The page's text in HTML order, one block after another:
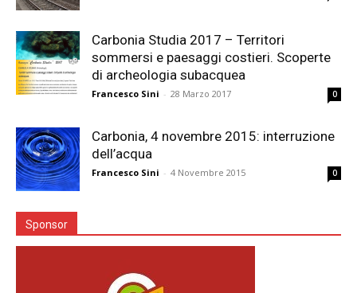
Carbonia Studia 2017 – Territori
sommersi e paesaggi costieri. Scoperte
di archeologia subacquea
Francesco Sini - 28 Marzo 2017 0
Carbonia, 4 novembre 2015: interruzione
dell’acqua
Francesco Sini - 4 Novembre 2015 0
Sponsor